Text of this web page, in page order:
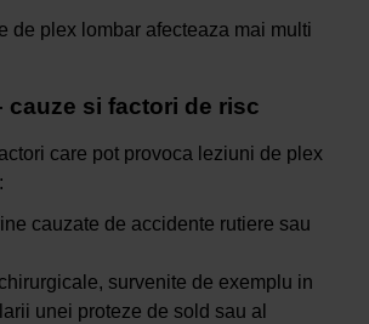
de plex lombar afecteaza mai multi
cauze si factori de risc
care pot provoca leziuni de plex
cauzate de accidente rutiere sau
survenite de exemplu in
unei proteze de sold sau al